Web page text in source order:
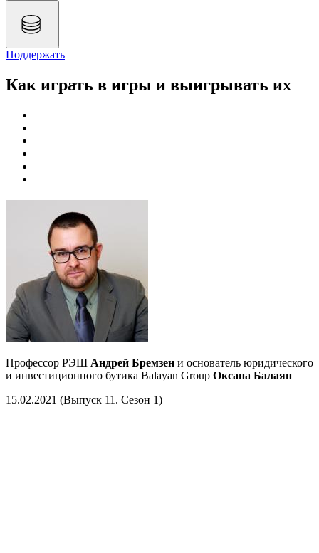
Поддержать
Как играть в игры и выигрывать их
Профессор РЭШ Андрей Бремзен и основатель юридического
и инвестиционного бутика Balayan Group Оксана Балаян
15.02.2021 (Выпуск 11. Сезон 1)